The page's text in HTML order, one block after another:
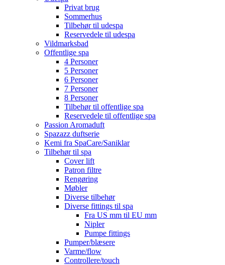
Privat brug
Sommerhus
Tilbehør til udespa
Reservedele til udespa
Vildmarksbad
Offentlige spa
4 Personer
5 Personer
6 Personer
7 Personer
8 Personer
Tilbehør til offentlige spa
Reservedele til offentlige spa
Passion Aromaduft
Spazazz duftserie
Kemi fra SpaCare/Saniklar
Tilbehør til spa
Cover lift
Patron filtre
Rengøring
Møbler
Diverse tilbehør
Diverse fittings til spa
Fra US mm til EU mm
Nipler
Pumpe fittings
Pumper/blæsere
Varme/flow
Controllere/touch